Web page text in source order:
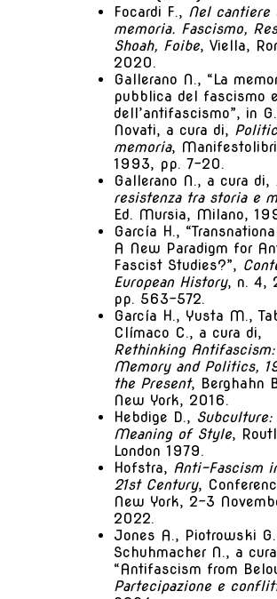
Focardi F., Nel cantiere
memoria. Fascismo,
Shoah, Foibe, Viella,
2020.
Gallerano N., “La
pubblica del fascismo e
dell’antifascismo”, in
Novati, a cura di,
memoria,
1993, pp. 7-20.
Gallerano N., a cura di,
resistenza tra storia e
Ed. Mursia, Milano,
García H.,
A New Paradigm for
Fascist Studies?”,
European History, n. 4,
pp. 563-572.
García H., Yusta M.,
Clímaco C., a cura di,
Rethinking
Memory and Politics,
the Present, Berghahn
New York, 2016.
Hebdige D., Subculture:
Meaning of Style,
London 1979.
Hofstra, Anti-Fascism
21st Century,
New York, 2-3
2022.
Jones A., Piotrowski
Schuhmacher N., a
“Antifascism from
Partecipazione e